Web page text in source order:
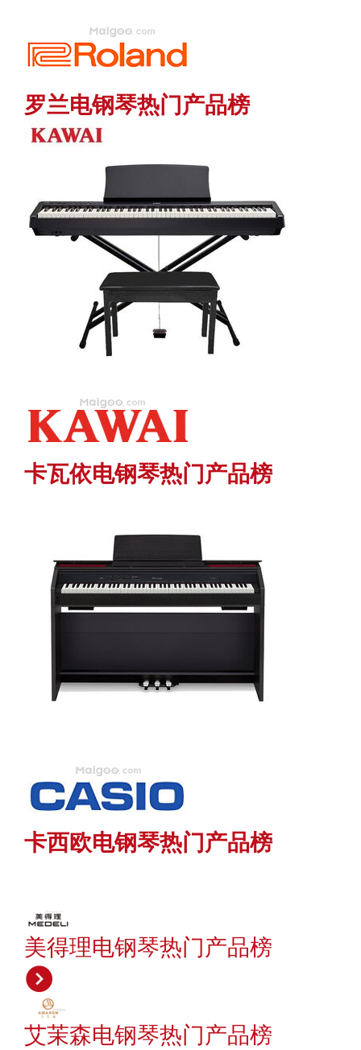
罗兰电钢琴热门产品榜
卡瓦依电钢琴热门产品榜
卡西欧电钢琴热门产品榜
美得理电钢琴热门产品榜
艾茉森电钢琴热门产品榜